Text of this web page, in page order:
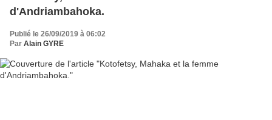
d'Andriambahoka.
Publié le 26/09/2019 à 06:02
Par Alain GYRE